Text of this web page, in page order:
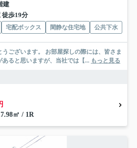
建
徒歩19分
宅配ボックス 閑静な住宅地 公共下水
屋探しの際には、皆さま
ると思いますが、当社では【... もっと見る
㎡ / 1R